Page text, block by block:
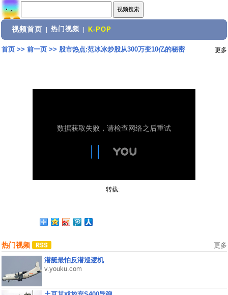
视频首页 热门视频 K-POP
首页>> 前一页>> 股市热点:范冰冰炒股从300万变10亿的秘密 更多
转载:
热门视频 更多
潜艇最怕反潜巡逻机
v.youku.com